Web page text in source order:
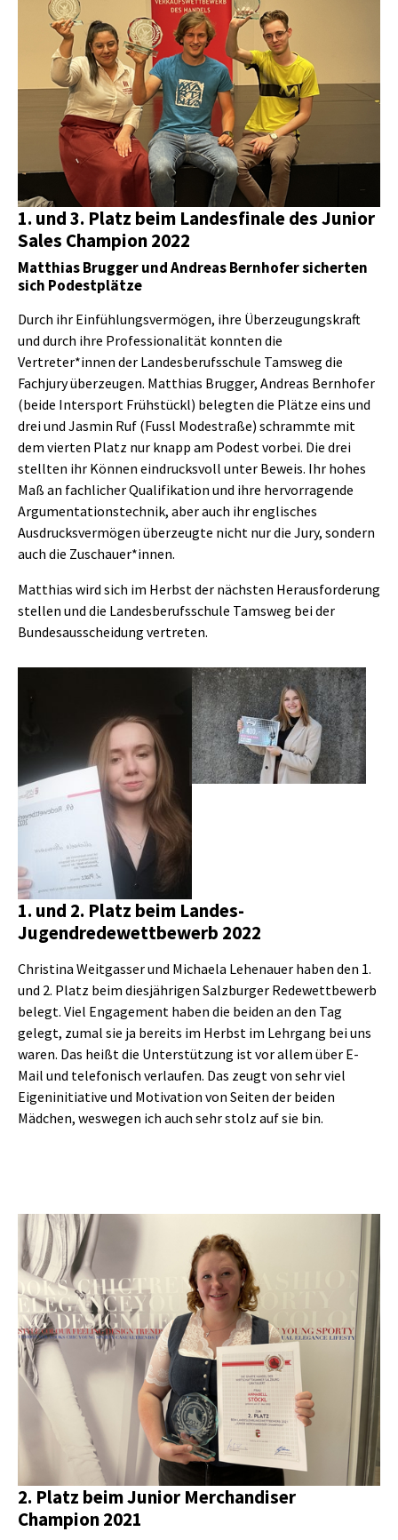
1. und 3. Platz beim Landesfinale des Junior
Sales Champion 2022
Matthias Brugger und Andreas Bernhofer sicherten
sich Podestplätze
Durch ihr Einfühlungsvermögen, ihre Überzeugungskraft
und durch ihre Professionalität konnten die
Vertreter*innen der Landesberufsschule Tamsweg die
Fachjury überzeugen. Matthias Brugger, Andreas Bernhofer
(beide Intersport Frühstückl) belegten die Plätze eins und
drei und Jasmin Ruf (Fussl Modestraße) schrammte mit
dem vierten Platz nur knapp am Podest vorbei. Die drei
stellten ihr Können eindrucksvoll unter Beweis. Ihr hohes
Maß an fachlicher Qualifikation und ihre hervorragende
Argumentationstechnik, aber auch ihr englisches
Ausdrucksvermögen überzeugte nicht nur die Jury, sondern
auch die Zuschauer*innen.
Matthias wird sich im Herbst der nächsten Herausforderung
stellen und die Landesberufsschule Tamsweg bei der
Bundesausscheidung vertreten.
Show larger version
1. und 2. Platz beim Landes-
Jugendredewettbewerb 2022
Christina Weitgasser und Michaela Lehenauer haben den 1.
und 2. Platz beim diesjährigen Salzburger Redewettbewerb
belegt. Viel Engagement haben die beiden an den Tag
gelegt, zumal sie ja bereits im Herbst im Lehrgang bei uns
waren. Das heißt die Unterstützung ist vor allem über E-
Mail und telefonisch verlaufen. Das zeugt von sehr viel
Eigeninitiative und Motivation von Seiten der beiden
Mädchen, weswegen ich auch sehr stolz auf sie bin.
Show larger version
2. Platz beim Junior Merchandiser
Champion 2021